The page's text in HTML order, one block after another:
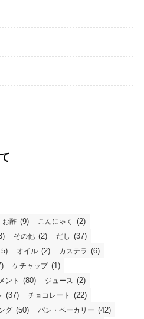
お酢 (9) こんにゃく (2)
その他 (2) だし (37)
オイル (2) カステラ (6)
ケチャップ (1)
ント (80) ジュース (2)
(37) チョコレート (22)
グ (50) パン・ベーカリー (42)